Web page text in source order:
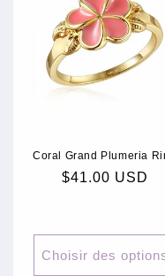
Coral Grand Plumeria
Prix
$41.00 USD
Choisir des